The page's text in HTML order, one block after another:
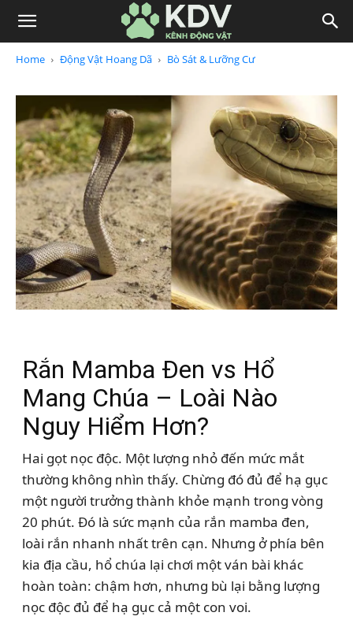
Home Động Vật Hoang Dã Bò Sát & Lưỡng Cư
Rắn Mamba Đen vs Hổ
Mang Chúa – Loài Nào
Nguy Hiểm Hơn?
Hai gọt nọc độc. Một lượng nhỏ đến mức mắt
thường không nhìn thấy. Chừng đó đủ để hạ gục
một người trưởng thành khỏe mạnh trong vòng
20 phút. Đó là sức mạnh của rắn mamba đen,
loài rắn nhanh nhất trên cạn. Nhưng ở phía bên
kia địa cầu, hổ chúa lại chơi một ván bài khác
hoàn toàn: chậm hơn, nhưng bù lại bằng lượng
nọc độc đủ để hạ gục cả một con voi.